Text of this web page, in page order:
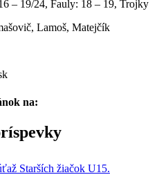
– 19/24, Fauly: 18 – 19,
Lamoš, Matejčík
na: